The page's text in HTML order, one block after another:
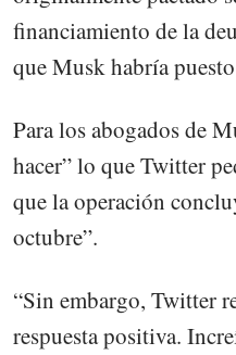
financiamiento de la
que Musk habría
Para los abogados de
hacer” lo que Twitter
que la operación
octubre”.
“Sin embargo, Twitter
respuesta positiva.